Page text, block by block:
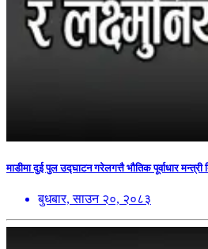
माडीमा दुई पुल उद्घाटन गरेलगत्तै भौतिक पूर्वाधार मन्त्री
बुधबार, साउन २०, २०८३